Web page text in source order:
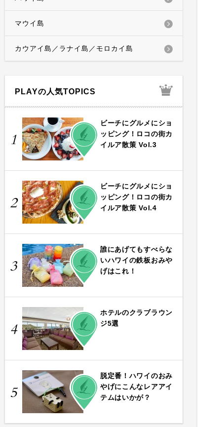
マウイ島
カウアイ島／ラナイ島／モロカイ島
PLAYの人気TOPICS
1
PLAY
ビーチにグルメにショ
ッピング！ロコの街カ
イルア散策 Vol.3
2
PLAY
ビーチにグルメにショ
ッピング！ロコの街カ
イルア散策 Vol.4
3
PLAY
誰にあげてもすべらな
いハワイの鉄板おみや
げはこれ！
4
PLAY
ホテルのクラブラウン
ジ5選
5
PLAY
脱定番！ハワイのおみ
やげにこんなレアアイ
テムはいかが？